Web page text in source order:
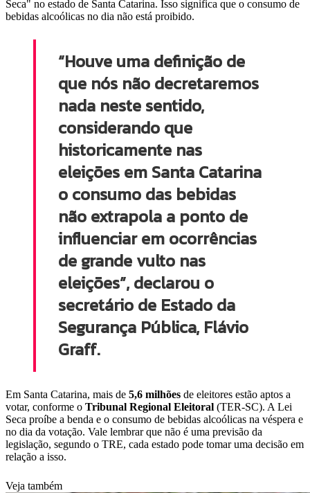
Seca" no estado de Santa Catarina. Isso significa que o consumo de
bebidas alcoólicas no dia não está proibido.
“Houve uma definição de
que nós não decretaremos
nada neste sentido,
considerando que
historicamente nas
eleições em Santa Catarina
o consumo das bebidas
não extrapola a ponto de
influenciar em ocorrências
de grande vulto nas
eleições”, declarou o
secretário de Estado da
Segurança Pública, Flávio
Graff.
Em Santa Catarina, mais de 5,6 milhões de eleitores estão aptos a
votar, conforme o Tribunal Regional Eleitoral (TER-SC). A Lei
Seca proíbe a benda e o consumo de bebidas alcoólicas na véspera e
no dia da votação. Vale lembrar que não é uma previsão da
legislação, segundo o TRE, cada estado pode tomar uma decisão em
relação a isso.
Veja também